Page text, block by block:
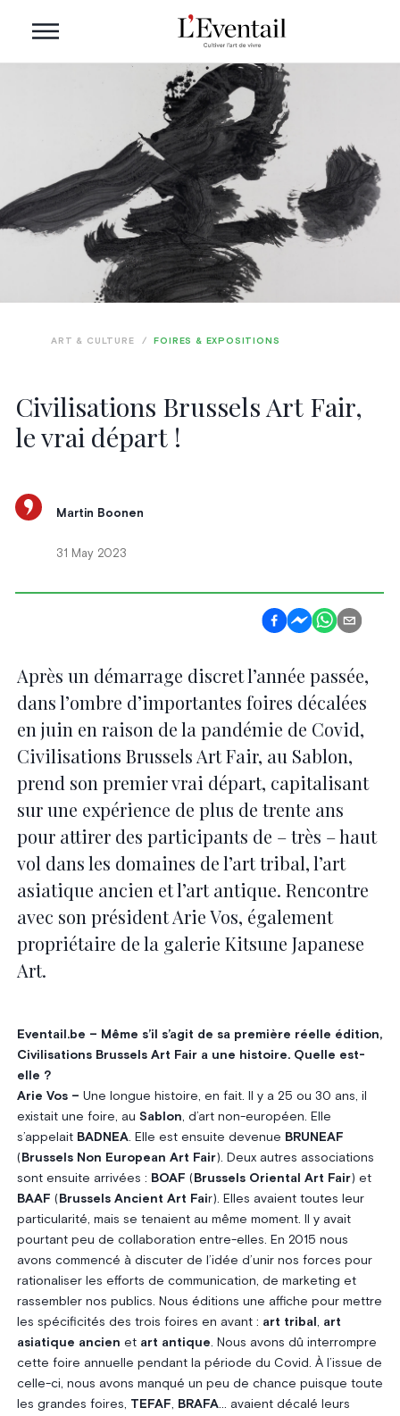
Civilisations Brussels Art Fair,
le vrai départ !
ART & CULTURE / FOIRES & EXPOSITIONS
Martin Boonen
31 May 2023
Après un démarrage discret l’année passée,
dans l’ombre d’importantes foires décalées
en juin en raison de la pandémie de Covid,
Civilisations Brussels Art Fair, au Sablon,
prend son premier vrai départ, capitalisant
sur une expérience de plus de trente ans
pour attirer des participants de – très – haut
vol dans les domaines de l’art tribal, l’art
asiatique ancien et l’art antique. Rencontre
avec son président Arie Vos, également
propriétaire de la galerie Kitsune Japanese
Art.
Eventail.be – Même s’il s’agit de sa première réelle édition,
Civilisations Brussels Art Fair a une histoire. Quelle est-
elle ?
Arie Vos – Une longue histoire, en fait. Il y a 25 ou 30 ans, il
existait une foire, au Sablon, d’art non-européen. Elle
s’appelait BADNEA. Elle est ensuite devenue BRUNEAF
( Brussels Non European Art Fair). Deux autres associations
sont ensuite arrivées : BOAF ( Brussels Oriental Art Fair) et
BAAF ( Brussels Ancient Art Fair). Elles avaient toutes leur
particularité, mais se tenaient au même moment. Il y avait
pourtant peu de collaboration entre-elles. En 2015 nous
avons commencé à discuter de l’idée d’unir nos forces pour
rationaliser les efforts de communication, de marketing et
rassembler nos publics. Nous éditions une affiche pour mettre
les spécificités des trois foires en avant : art tribal , art
asiatique ancien et art antique. Nous avons dû interrompre
cette foire annuelle pendant la période du Covid. À l’issue de
celle-ci, nous avons manqué un peu de chance puisque toute
les grandes foires, TEFAF, BRAFA… avaient décalé leurs